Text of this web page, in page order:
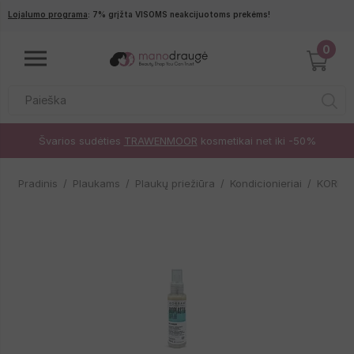
Pereiti į pagrindinį turinį
Lojalumo programa: 7% grįžta VISOMS neakcijuotoms prekėms!
0
Švarios sudėties TRAWENMOOR kosmetikai net iki -50%
Pradinis Plaukams Plaukų priežiūra Kondicionieriai